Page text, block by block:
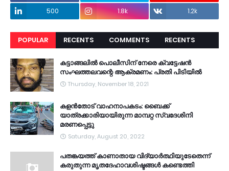
500
1.8k 1.2k
POPULAR RECENTS COMMENTS RECENTS
കട്ടാങ്ങലിൽ പൊലീസിന് നേരെ ക്വട്ടേഷൻ
സംഘത്തലവന്റെ ആക്രമണം: പ്രതി പിടിയിൽ
Thursday, November 18, 2021
കളൻതോട് വാഹനാപകടം: ബൈക്ക്
യാത്രക്കാരിയായിരുന്ന മാമ്പറ്റ സ്വദേശിനി
മരണപ്പെട്ടു
Saturday, August 20, 2022
പതങ്കയത്ത് കാണാതായ വിദ്യാർത്ഥിയുടേതെന്ന്
കരുതുന്ന മൃതദേഹാവശിഷ്ടങ്ങൾ കണ്ടെത്തി